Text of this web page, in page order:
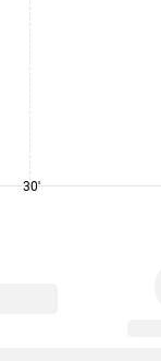
30'